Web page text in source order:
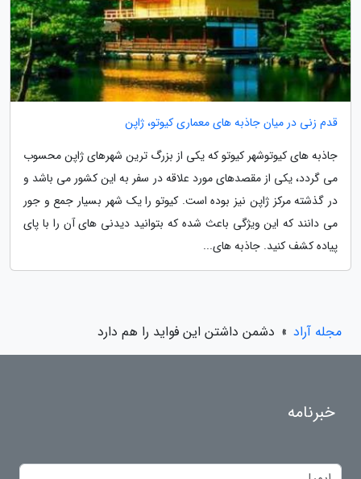
قدم زنی در میان جاذبه های معماری کیوتو، ژاپن
جاذبه های کیوتوشهر کیوتو که یکی از بزرگ ترین شهرهای ژاپن محسوب
می گردد، یکی از مقصدهای مورد علاقه در سفر به این کشور می باشد و
در گذشته مرکز ژاپن نیز بوده است. کیوتو را یک شهر بسیار جمع و جور
می دانند که این ویژگی باعث شده که بتوانید دیدنی های آن را با پای
پیاده کشف کنید. جاذبه های...
مجله آراد » دشمن داشتن این فواید را هم دارد
خبرنامه